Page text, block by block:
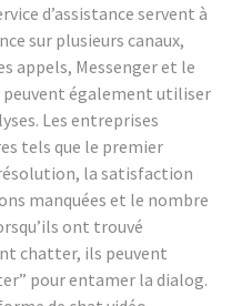
d’assistance servent à
sur plusieurs canaux,
appels, Messenger et le
peuvent également utiliser
Les entreprises
tels que le premier
la satisfaction
manquées et le nombre
ont trouvé
chatter, ils peuvent
pour entamer la dialog.